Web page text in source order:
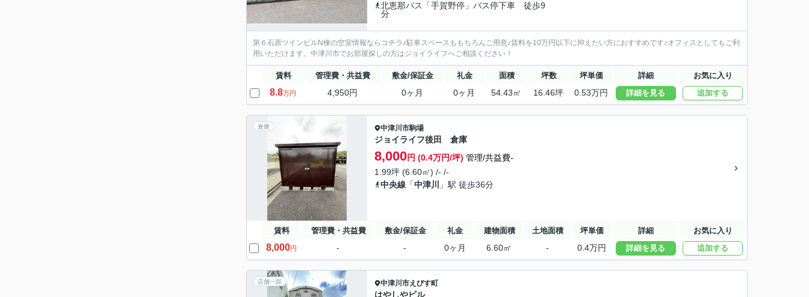
北恵那バス「手賀野停」バス停下車 徒歩9
分
第６石原ツインビルN棟の空室情報ならコチラ♪駐車スペースももちろんご用意♪賃料を10万円以下に抑えたい方におすすめです♪オフィスとしてもご利
用いただけます。中津川市でお部屋探しの方はジョイライフへご相談ください！
賃料 管理費・共益費 敷金/保証金 礼金 面積 坪数 坪単価 詳細 お気に入り
8.8万円 4,950円 0ヶ月 0ヶ月 54.43㎡ 16.46坪 0.53万円 詳細を見る 追加する
倉庫 中津川市駒場
ジョイライフ後田 倉庫
8,000円 (0.4万円/坪) 管理/共益費-
1.99坪 (6.60㎡) /- /-
中央線 「中津川 」駅 徒歩36分
賃料 管理費・共益費 敷金/保証金 礼金 建物面積 土地面積 坪単価 詳細 お気に入り
8,000円 - - 0ヶ月 6.60㎡ - 0.4万円 詳細を見る 追加する
店舗一部 中津川市えびす町
はやしやビル